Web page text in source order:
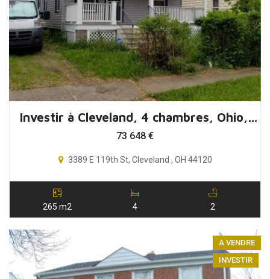
Investir à Cleveland, 4 chambres, Ohio, USA
73 648 €
3389 E 119th St, Cleveland , OH 44120
265 m2 4 2
A VENDRE
INVESTIR